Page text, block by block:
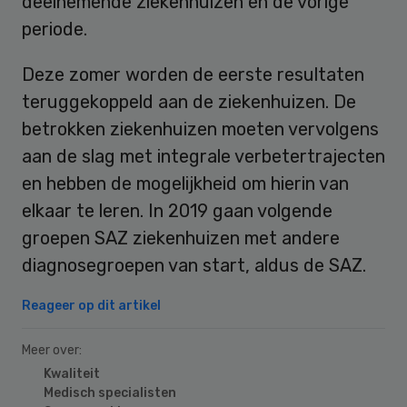
periode.
Deze zomer worden de eerste resultaten
teruggekoppeld aan de ziekenhuizen. De
betrokken ziekenhuizen moeten vervolgens
aan de slag met integrale verbetertrajecten
en hebben de mogelijkheid om hierin van
elkaar te leren. In 2019 gaan volgende
groepen SAZ ziekenhuizen met andere
diagnosegroepen van start, aldus de SAZ.
Reageer op dit artikel
Meer over:
Kwaliteit
Medisch specialisten